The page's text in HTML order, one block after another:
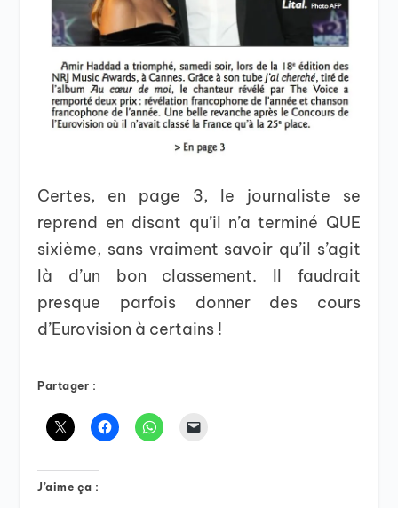
Certes, en page 3, le journaliste se
reprend en disant qu’il n’a terminé QUE
sixième, sans vraiment savoir qu’il s’agit
là d’un bon classement. Il faudrait
presque parfois donner des cours
d’Eurovision à certains !
Partager :
J’aime ça :